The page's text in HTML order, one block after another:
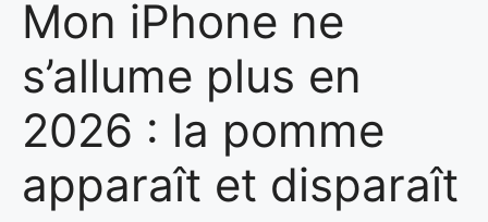
Mon iPhone ne
s’allume plus en
2026 : la pomme
apparaît et disparaît